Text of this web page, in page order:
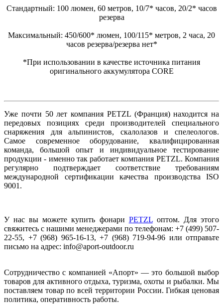
Стандартный: 100 люмен, 60 метров, 10/7* часов, 20/2* часов
резерва
Максимальный: 450/600* люмен, 100/115* метров, 2 часа, 20
часов резерва/резерва нет*
*При использовании в качестве источника питания
оригинального аккумулятора CORE
Уже почти 50 лет компания PETZL (Франция) находится на
передовых позициях среди производителей специального
снаряжения для альпинистов, скалолазов и спелеологов.
Самое современное оборудование, квалифицированная
команда, большой опыт и индивидуальное тестирование
продукции - именно так работает компания PETZL. Компания
регулярно подтверждает соответствие требованиям
международной сертификации качества производства ISO
9001.
У нас вы можете купить фонари PETZLоптом. Для этого
свяжитесь с нашими менеджерами по телефонам: +7 (499) 507-
22-55, +7 (968) 965-16-13, +7 (968) 719-94-96 или отправьте
письмо на адрес: info@aport-outdoor.ru
Сотрудничество с компанией «Апорт» — это большой выбор
товаров для активного отдыха, туризма, охоты и рыбалки. Мы
поставляем товар по всей территории России. Гибкая ценовая
политика, оперативность работы.